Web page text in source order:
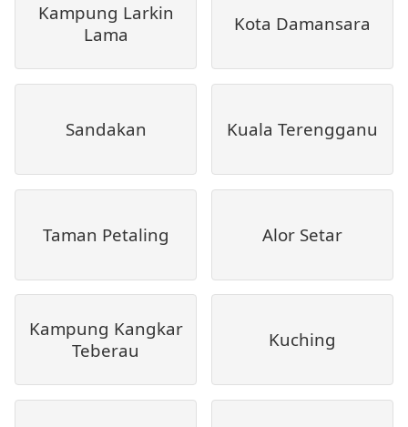
Kampung Larkin
Lama
Kota Damansara
Sandakan Kuala Terengganu
Taman Petaling Alor Setar
Kampung Kangkar
Teberau
Kuching